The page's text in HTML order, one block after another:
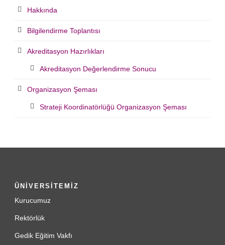
Hakkında
Bilgilendirme Toplantısı
Akreditasyon Hazırlıkları
Akreditasyon Değerlendirme Sonucu
Organizasyon Şeması
Strateji Koordinatörlüğü Organizasyon Şeması
ÜNİVERSİTEMİZ
Kurucumuz
Rektörlük
Gedik Eğitim Vakfı